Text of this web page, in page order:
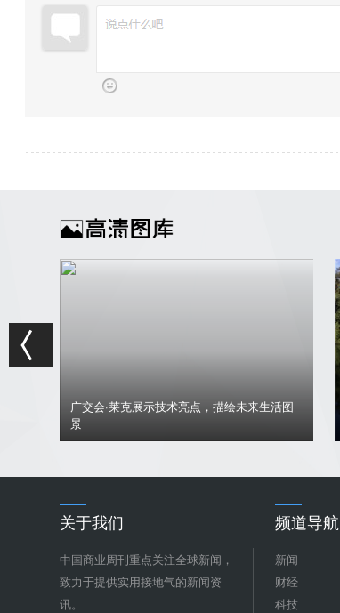
云南绿春：绿水青山间共绘民族团结进步新画
卷
关于我们
中国商业周刊重点关注全球新闻，
致力于提供实用接地气的新闻资
讯。
频道导航
新闻
财经
科技